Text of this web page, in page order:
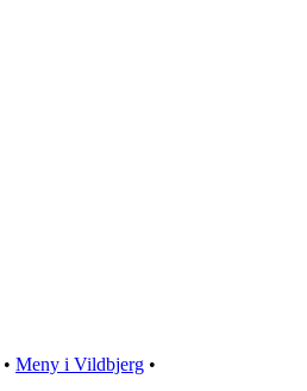
• Meny i Vildbjerg •